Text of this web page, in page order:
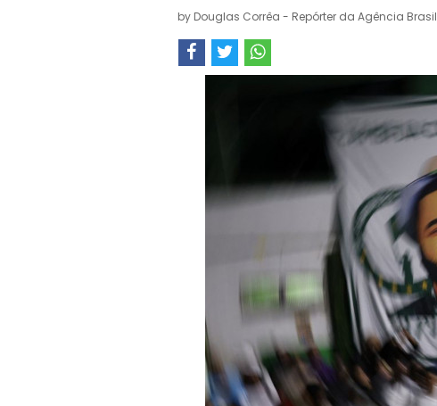
by Douglas Corrêa - Repórter da Agência Brasil